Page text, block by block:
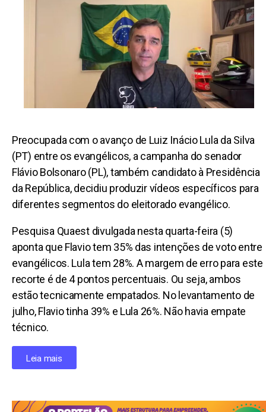
Preocupada com o avanço de Luiz Inácio Lula da Silva
(PT) entre os evangélicos, a campanha do senador
Flávio Bolsonaro (PL), também candidato à Presidência
da República, decidiu produzir vídeos específicos para
diferentes segmentos do eleitorado evangélico.
Pesquisa Quaest divulgada nesta quarta-feira (5)
aponta que Flavio tem 35% das intenções de voto entre
evangélicos. Lula tem 28%. A margem de erro para este
recorte é de 4 pontos percentuais. Ou seja, ambos
estão tecnicamente empatados. No levantamento de
julho, Flavio tinha 39% e Lula 26%. Não havia empate
técnico.
Leia mais